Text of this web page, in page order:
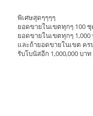
พิเศษสุดๆๆๆๆ
ยอดขายในเขตทุกๆ 100
ยอดขายในเขตทุกๆ
และถ้ายอดขายในเขต คร
รับโบนัสอีก 1,000,000 บา